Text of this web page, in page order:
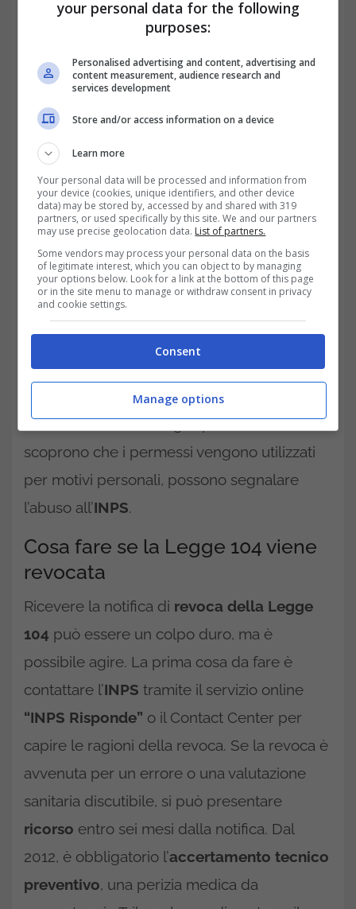
Un altro motivo comune è la
presentazione alla visita di accertamento
sanitario. Se il beneficiario non si presenta
senza giustificazione, l’INPSpotrebbe
revocare i benefici per mancanza di
conferma della situazione sanitaria.
Infine, c’è la questione dell’uso improprio
dei permessi. La
permessi retribuiti per assistere un familiare
con disabilità, ma se vengono usati per altri
scopi, il rischio di revoca è alto. Alcuni datori
di lavoro avviano indagini private e, se
scoprono che i permessi vengono utilizzati
per motivi personali, possono segnalare
l’abuso all’INPS.
Cosa fare se la Legge 104 viene
revocata
Ricevere la notifica di revoca della Legge
104 può essere un colpo duro, ma è
possibile agire. La prima cosa da fare è
contattare l’INPS tramite il servizio online
“INPS Risponde” o il Contact Center per
capire le ragioni della revoca. Se la revoca è
avvenuta per un errore o una valutazione
sanitaria discutibile, si può presentare
ricorso entro sei mesi dalla notifica. Dal
2012, è obbligatorio l’accertamento tecnico
preventivo, una perizia medica da
your personal data for the following
purposes:
Personalised advertising and content, advertising and
content measurement, audience research and
services development
Store and/or access information on a device
Learn more
Your personal data will be processed and information from
your device (cookies, unique identifiers, and other device
data) may be stored by, accessed by and shared with 319
partners, or used specifically by this site. We and our partners
may use precise geolocation data. List of partners.
Some vendors may process your personal data on the basis
of legitimate interest, which you can object to by managing
your options below. Look for a link at the bottom of this page
or in the site menu to manage or withdraw consent in privacy
and cookie settings.
Consent
Manage options